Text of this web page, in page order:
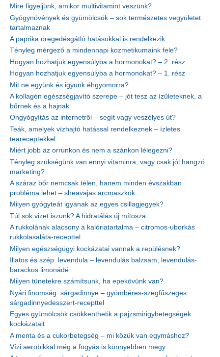
Mire figyeljünk, amikor multivitamint veszünk?
Gyógynövények és gyümölcsök – sok természetes vegyületet
tartalmaznak
A paprika öregedésgátló hatásokkal is rendelkezik
Tényleg mérgező a mindennapi kozmetikumaink fele?
Hogyan hozhatjuk egyensúlyba a hormonokat? – 2. rész
Hogyan hozhatjuk egyensúlyba a hormonokat? – 1. rész
Mit ne együnk és igyunk éhgyomorra?
A kollagén egészségjavító szerepe – jót tesz az ízületeknek, a
bőrnek és a hajnak
Öngyógyítás az internetről – segít vagy veszélyes út?
Teák, amelyek vízhajtó hatással rendelkeznek – ízletes
teareceptekkel
Miért jobb az orrunkon és nem a szánkon lélegezni?
Tényleg szükségünk van ennyi vitaminra, vagy csak jól hangzó
marketing?
A száraz bőr nemcsak télen, hanem minden évszakban
probléma lehet – sheavajas arcmaszkok
Milyen gyógyteát igyanak az egyes csillagjegyek?
Túl sok vizet iszunk? A hidratálás új mítosza
A rukkolának alacsony a kalóriatartalma – citromos-uborkás
rukkolasaláta-recepttel
Milyen egészségügyi kockázatai vannak a repülésnek?
Illatos és szép: levendula – levendulás balzsam, levendulás-
barackos limonádé
Milyen tünetekre számítsunk, ha epekövünk van?
Nyári finomság: sárgadinnye – gyömbéres-szegfűszeges
sárgadinnyedesszert-recepttel
Egyes gyümölcsök csökkenthetik a pajzsmirigybetegségek
kockázatait
A menta és a cukorbetegség – mi közük van egymáshoz?
Vízi aerobikkal még a fogyás is könnyebben megy